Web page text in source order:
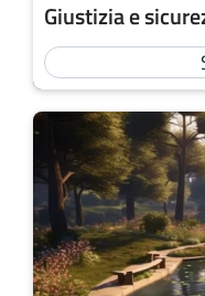
Giustizia e